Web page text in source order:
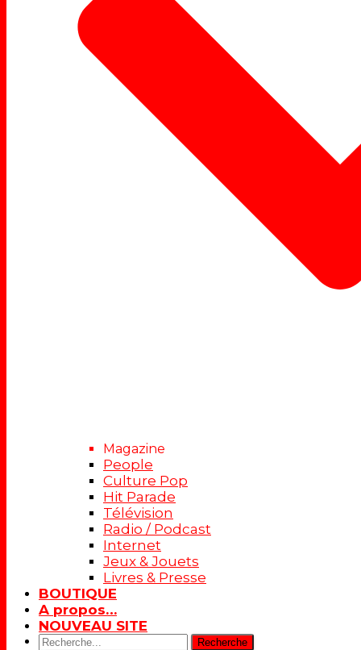
Magazine
People
Culture Pop
Hit Parade
Télévision
Radio / Podcast
Internet
Jeux & Jouets
Livres & Presse
BOUTIQUE
A propos…
NOUVEAU SITE
Rechercher: